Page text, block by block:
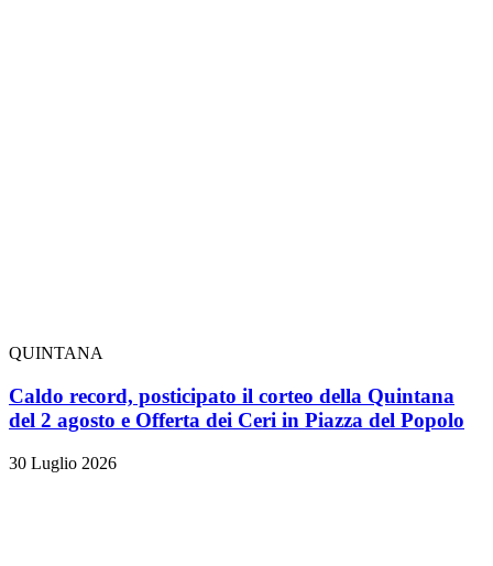
QUINTANA
Caldo record, posticipato il corteo della Quintana
del 2 agosto e Offerta dei Ceri in Piazza del Popolo
30 Luglio 2026